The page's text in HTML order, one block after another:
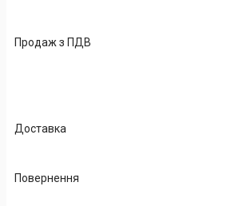
Продаж з ПДВ
Доставка
Повернення